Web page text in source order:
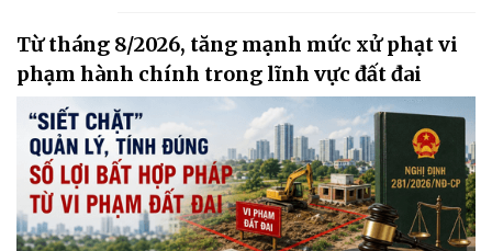
Từ tháng 8/2026, tăng mạnh mức xử phạt vi
phạm hành chính trong lĩnh vực đất đai